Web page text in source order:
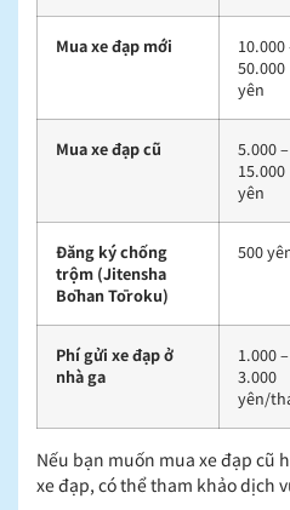
Mua xe đạp mới
10.000
50.000
yên
Mua xe đạp cũ
5.000 –
15.000
yên
Đăng ký chống
trộm (Jitensha
Bōhan Tōroku)
500
Phí gửi xe đạp ở
nhà ga
1.000 –
3.000
yên/
Nếu bạn muốn mua xe đạp cũ
xe đạp, có thể tham khảo dịch